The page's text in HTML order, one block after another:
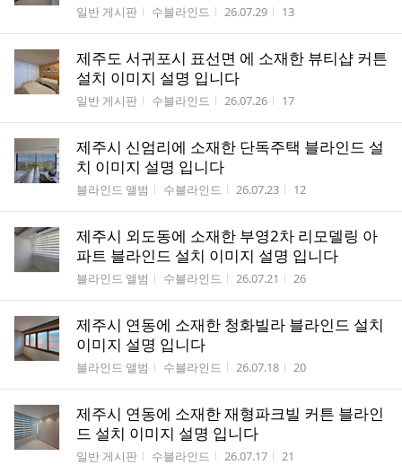
게시판명
일반 게시판 작성자
수블라인드 작성시간
26.07.29 조회수
13
제주도 서귀포시 표선면 에 소재한 뷰티샵 커튼
설치 이미지 설명 입니다
게시판명
일반 게시판 작성자
수블라인드 작성시간
26.07.26 조회수
17
제주시 신엄리에 소재한 단독주택 블라인드 설
치 이미지 설명 입니다
게시판명
블라인드 앨범 작성자
수블라인드 작성시간
26.07.23 조회수
12
제주시 외도동에 소재한 부영2차 리모델링 아
파트 블라인드 설치 이미지 설명 입니다
게시판명
블라인드 앨범 작성자
수블라인드 작성시간
26.07.21 조회수
26
제주시 연동에 소재한 청화빌라 블라인드 설치
이미지 설명 입니다
게시판명
블라인드 앨범 작성자
수블라인드 작성시간
26.07.18 조회수
20
제주시 연동에 소재한 재형파크빌 커튼 블라인
드 설치 이미지 설명 입니다
게시판명
일반 게시판 작성자
수블라인드 작성시간
26.07.17 조회수
21